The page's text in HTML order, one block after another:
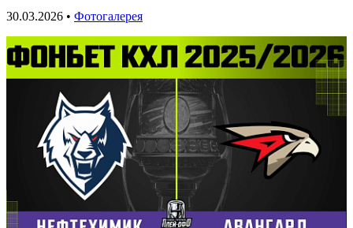
30.03.2026 • Фотогалерея